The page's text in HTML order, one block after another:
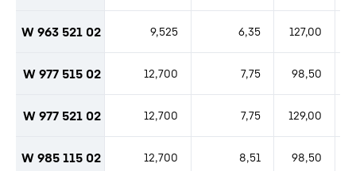
W 963 521 02 9,525 6,35 127,00
W 977 515 02 12,700 7,75 98,50
W 977 521 02 12,700 7,75 129,00
W 985 115 02 12,700 8,51 98,50